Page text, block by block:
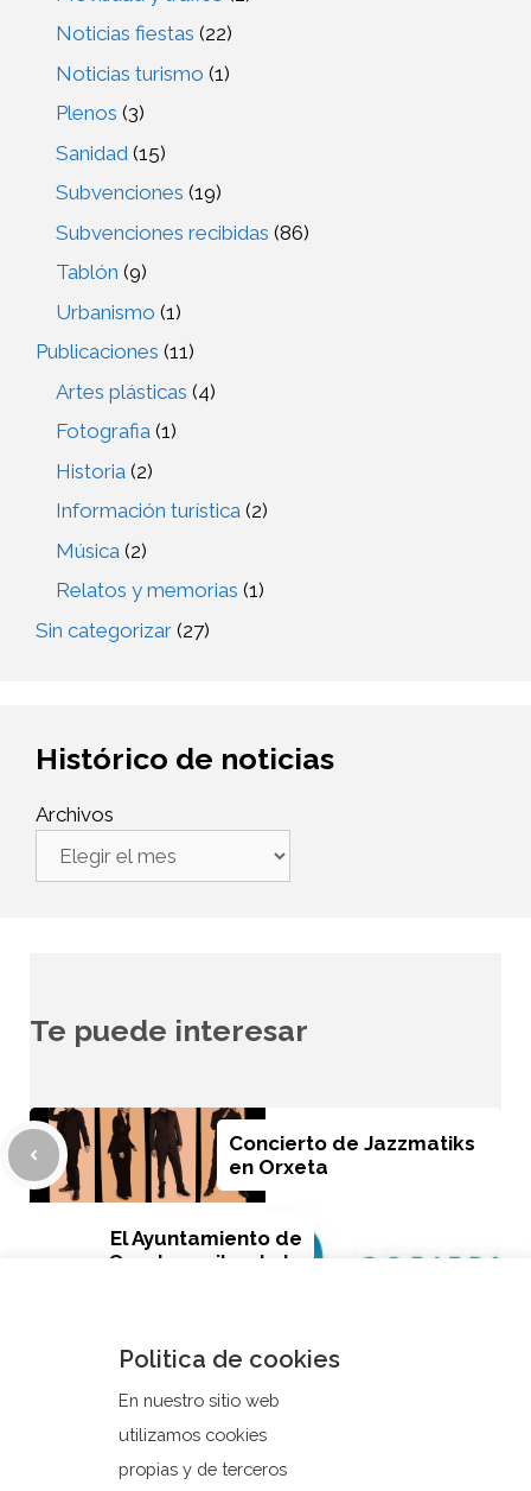
Noticias fiestas (22)
Noticias turismo (1)
Plenos (3)
Sanidad (15)
Subvenciones (19)
Subvenciones recibidas (86)
Tablón (9)
Urbanismo (1)
Publicaciones (11)
Artes plásticas (4)
Fotografia (1)
Historia (2)
Información turística (2)
Música (2)
Relatos y memorias (1)
Sin categorizar (27)
Histórico de noticias
Archivos
Te puede interesar
Concierto de Jazzmatiks
en Orxeta
El Ayuntamiento de
Orxeta recibe de la
salubridad pública y
Politica de cookies
En nuestro sitio web
utilizamos cookies
propias y de terceros